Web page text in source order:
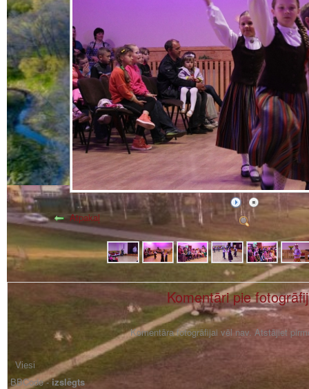
Atpakaļ
Komentāri pie
Komentāra fotogrāfijai vēl nav. Atstājiet
BBCode -izslēgts